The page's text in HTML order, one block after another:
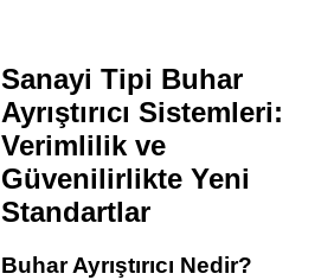
Sanayi Tipi Buhar
Ayrıştırıcı Sistemleri:
Verimlilik ve
Güvenilirlikte Yeni
Standartlar
Buhar Ayrıştırıcı Nedir?